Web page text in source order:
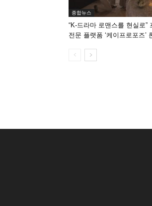
종합뉴스
“K-드라마 로맨스를 현실로”
전문 플랫폼 ‘케이프로포즈’